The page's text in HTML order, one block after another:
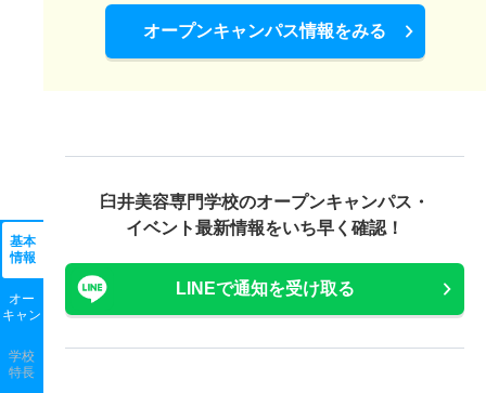
基本
情報
オー
キャン
学校
特長
オープンキャンパス情報をみる
臼井美容専門学校のオープンキャンパス・
イベント最新情報をいち早く確認！
LINEで通知を受け取る